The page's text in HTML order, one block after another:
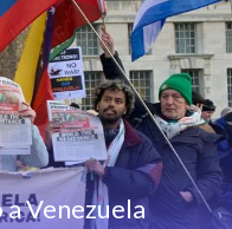
Venezuela